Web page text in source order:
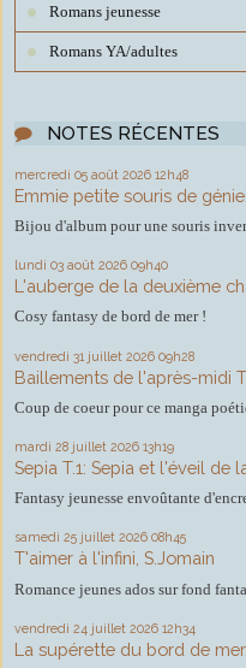
Romans jeunesse
Romans YA/adultes
NOTES RÉCENTES
mercredi 05 août 2026 12h48
Emmie petite souris de
Bijou d'album pour une souris
lundi 03 août 2026 09h40
L'auberge de la deuxième
Cosy fantasy de bord de mer !
vendredi 31 juillet 2026 09h28
Baillements de l'après-midi
Coup de coeur pour ce manga
mardi 28 juillet 2026 13h19
Sepia T.1: Sepia et l'éveil de
Fantasy jeunesse envoûtante
samedi 25 juillet 2026 08h45
T'aimer à l'infini, S.Jomain
Romance jeunes ados sur fond
vendredi 24 juillet 2026 12h34
La supérette du bord de